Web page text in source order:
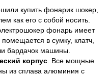
купить фонарик шокер,
как его с собой носить.
фонарь имеет
в сумку, клатч,
бардачок машины.
корпус . Все мощные
из сплава алюминия с